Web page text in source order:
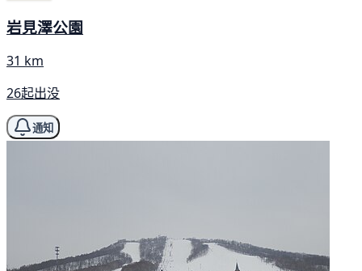
岩見澤公園
31 km
26起出没
通知